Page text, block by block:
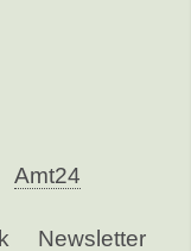
Amt24
Newsletter